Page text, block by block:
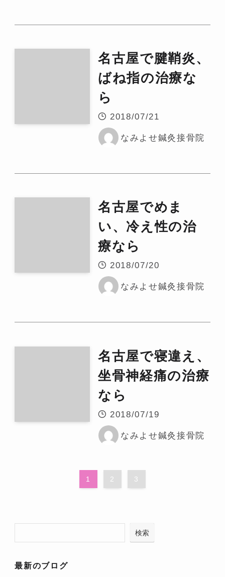
名古屋で腱鞘炎、
ばね指の治療な
ら
2018/07/21
なみよせ鍼灸接骨院
名古屋でめま
い、冷え性の治
療なら
2018/07/20
なみよせ鍼灸接骨院
名古屋で寝違え、
坐骨神経痛の治療
なら
2018/07/19
なみよせ鍼灸接骨院
1 2 3
検索
最新のブログ